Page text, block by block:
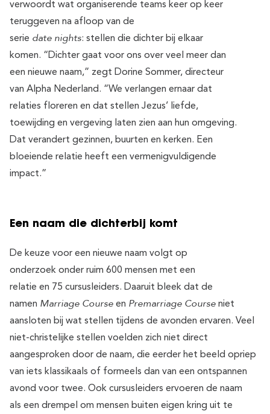
verwoordt wat organiserende teams keer op keer
teruggeven na afloop van de
serie date nights: stellen die dichter bij elkaar
komen. “Dichter gaat voor ons over veel meer dan
een nieuwe naam,” zegt Dorine Sommer, directeur
van Alpha Nederland. “We verlangen ernaar dat
relaties floreren en dat stellen Jezus’ liefde,
toewijding en vergeving laten zien aan hun omgeving.
Dat verandert gezinnen, buurten en kerken. Een
bloeiende relatie heeft een vermenigvuldigende
impact.”
Een naam die dichterbij komt
De keuze voor een nieuwe naam volgt op
onderzoek onder ruim 600 mensen met een
relatie en 75 cursusleiders. Daaruit bleek dat de
namen Marriage Course en Premarriage Course niet
aansloten bij wat stellen tijdens de avonden ervaren. Veel
niet-christelijke stellen voelden zich niet direct
aangesproken door de naam, die eerder het beeld opriep
van iets klassikaals of formeels dan van een ontspannen
avond voor twee. Ook cursusleiders ervoeren de naam
als een drempel om mensen buiten eigen kring uit te